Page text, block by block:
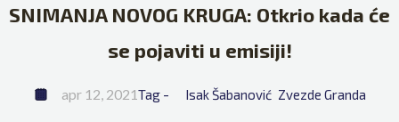
SNIMANJA NOVOG KRUGA: Otkrio kada će
se pojaviti u emisiji!
apr 12, 2021Tag - Isak Šabanović Zvezde Granda